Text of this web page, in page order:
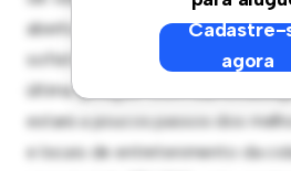
Cadastre-
agora
aberto é perfeito para receber
sofisticada está equipada com
última geração. Com sua
estará a poucos passos dos
e locais de entretenimento da